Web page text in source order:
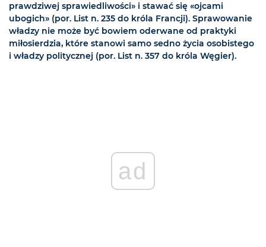
prawdziwej sprawiedliwości» i stawać się «ojcami
ubogich» (por. List n. 235 do króla Francji). Sprawowanie
władzy nie może być bowiem oderwane od praktyki
miłosierdzia, które stanowi samo sedno życia osobistego
i władzy politycznej (por. List n. 357 do króla Węgier).
ad